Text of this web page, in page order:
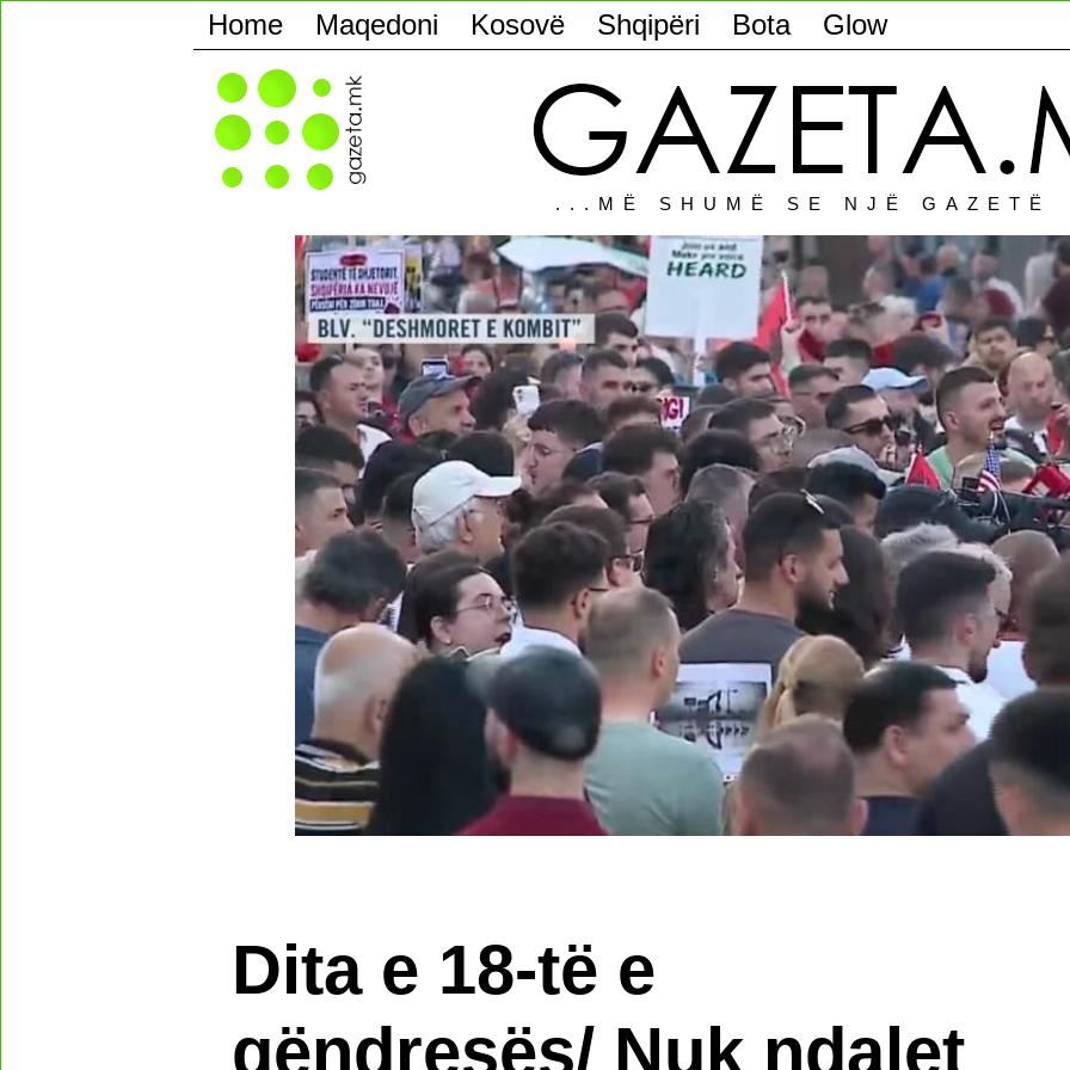
Home Maqedoni Kosovë Shqipëri Bota Glow
...MË SHUMË SE NJË GAZETË
Dita e 18-të e
qëndresës/ Nuk ndalet